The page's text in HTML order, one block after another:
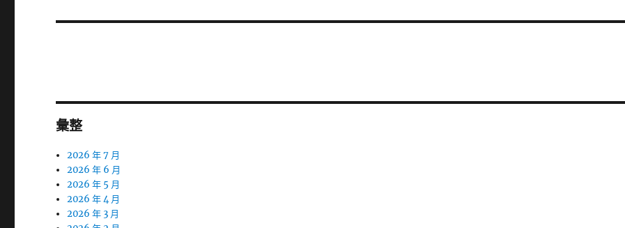
篇
彙整
2026 年 7 月
2026 年 6 月
2026 年 5 月
2026 年 4 月
2026 年 3 月